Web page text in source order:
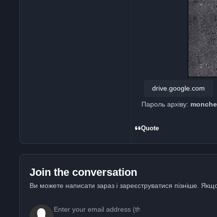
drive.google.com
Пароль архіву:
Quote
Join the conversation
Ви можете написати зараз і зареєструватися пізніше.